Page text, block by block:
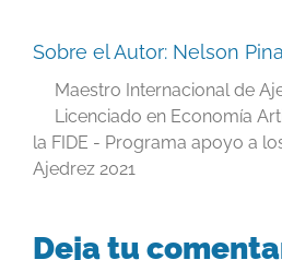
Sobre el Autor: Nelson
Maestro Internacional de
Licenciado en Economía
la FIDE - Programa apoyo a
Ajedrez 2021
Deja tu